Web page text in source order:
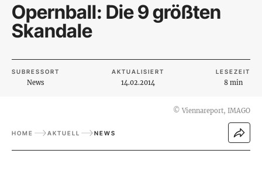
Opernball: Die 9 größten
Skandale
SUBRESSORT
News
AKTUALISIERT
14.02.2014
LESEZEIT
8 min
© Viennareport, IMAGO
HOME AKTUELL NEWS